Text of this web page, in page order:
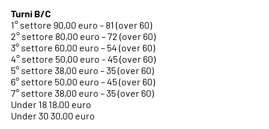
Turni B/C
1° settore 90,00 euro – 81 (over 60)
2° settore 80,00 euro – 72 (over 60)
3° settore 60,00 euro – 54 (over 60)
4° settore 50,00 euro – 45 (over 60)
5° settore 38,00 euro – 35 (over 60)
6° settore 50,00 euro – 45 (over 60)
7° settore 38,00 euro – 35 (over 60)
Under 18 18,00 euro
Under 30 30,00 euro